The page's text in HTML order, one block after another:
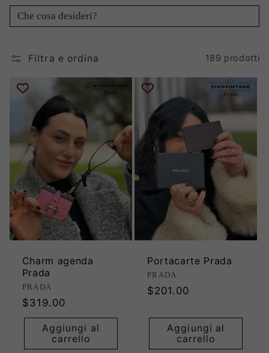
z
o
n
:
Cerca prodotti
Filtra e ordina 189 prodotti
Charm agenda
Prada
Produttore:
PRADA
Prezzo
di
listino
$319.00
Aggiungi al
carrello
Portacarte Prada
Produttore:
PRADA
Prezzo
listino
$201.00
Aggiungi al
carrello